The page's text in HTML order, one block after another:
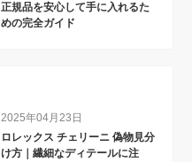
正規品を安心して手に入れるた
めの完全ガイド
2025年04月23日
ロレックス チェリーニ 偽物見分
け方｜繊細なディテールに注